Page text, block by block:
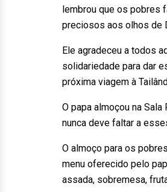
lembrou que os pobres
preciosos aos olhos de
Ele agradeceu a todos
solidariedade para dar
próxima viagem à
O papa almoçou na
nunca deve faltar a
O almoço para os
menu oferecido pelo
assada, sobremesa,